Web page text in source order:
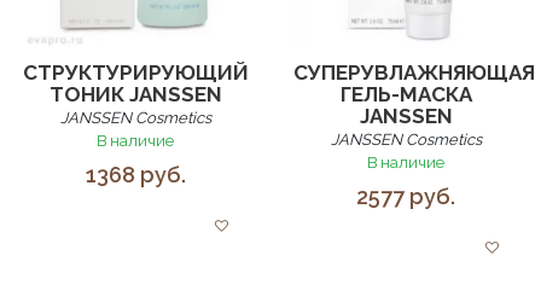
СТРУКТУРИРУЮЩИЙ
ТОНИК JANSSEN
JANSSEN Cosmetics
В наличие
1368 руб.
СУПЕРУВЛАЖНЯЮЩАЯ
ГЕЛЬ-МАСКА
JANSSEN
JANSSEN Cosmetics
В наличие
2577 руб.